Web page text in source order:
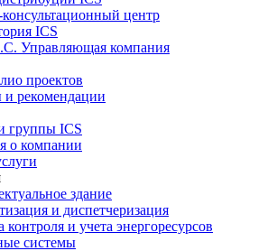
центр
ICS
Управляющая компания
проектов
рекомендации
группы ICS
о компании
здание
и диспетчеризация
контроля и учета энергоресурсов
системы